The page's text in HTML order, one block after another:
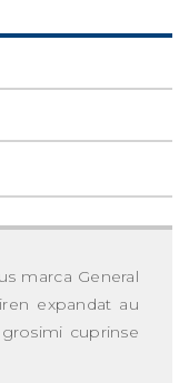
marca General
expandat au
cuprinse